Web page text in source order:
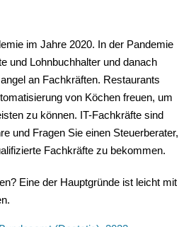
im Jahre 2020. In der Pandemie
und Lohnbuchhalter und danach
an Fachkräften. Restaurants
von Köchen freuen, um
zu können. IT-Fachkräfte sind
und Fragen Sie einen Steuerberater,
Fachkräfte zu bekommen.
Eine der Hauptgründe ist leicht mit